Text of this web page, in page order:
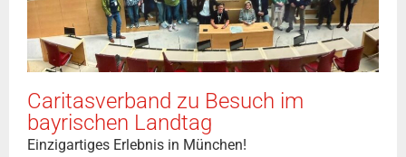
Caritasverband zu Besuch im
bayrischen Landtag
Einzigartiges Erlebnis in München!